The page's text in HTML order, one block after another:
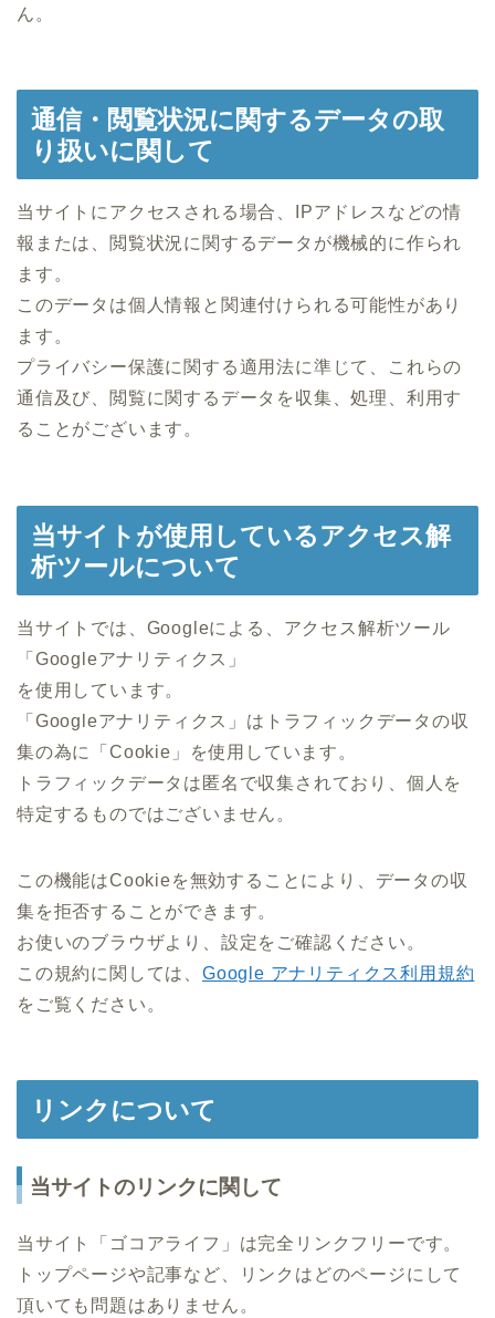
ん。
通信・閲覧状況に関するデータの取
り扱いに関して
当サイトにアクセスされる場合、IPアドレスなどの情
報または、閲覧状況に関するデータが機械的に作られ
ます。
このデータは個人情報と関連付けられる可能性があり
ます。
プライバシー保護に関する適用法に準じて、これらの
通信及び、閲覧に関するデータを収集、処理、利用す
ることがございます。
当サイトが使用しているアクセス解
析ツールについて
当サイトでは、Googleによる、アクセス解析ツール
「Googleアナリティクス」
を使用しています。
「Googleアナリティクス」はトラフィックデータの収
集の為に「Cookie」を使用しています。
トラフィックデータは匿名で収集されており、個人を
特定するものではございません。
この機能はCookieを無効することにより、データの収
集を拒否することができます。
お使いのブラウザより、設定をご確認ください。
この規約に関しては、 Google アナリティクス利用規約
をご覧ください。
リンクについて
当サイトのリンクに関して
当サイト「ゴコアライフ」は完全リンクフリーです。
トップページや記事など、リンクはどのページにして
頂いても問題はありません。